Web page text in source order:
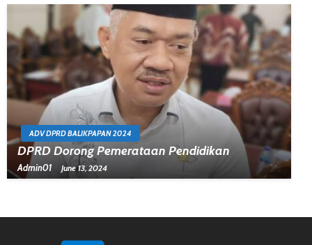
ADV DPRD BALIKPAPAN 2024
DPRD Dorong Pemerataan Pendidikan
Admin01 June 13, 2024